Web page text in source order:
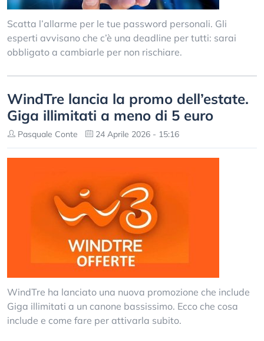
Scatta l’allarme per le tue password personali. Gli
esperti avvisano che c’è una deadline per tutti: sarai
obbligato a cambiarle per non rischiare.
WindTre lancia la promo dell’estate.
Giga illimitati a meno di 5 euro
Pasquale Conte 24 Aprile 2026 - 15:16
WindTre ha lanciato una nuova promozione che include
Giga illimitati a un canone bassissimo. Ecco che cosa
include e come fare per attivarla subito.